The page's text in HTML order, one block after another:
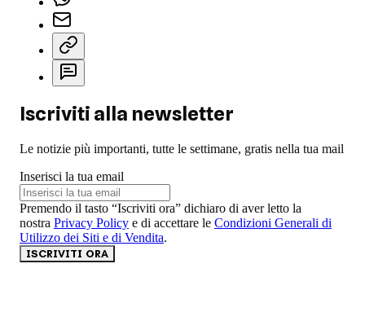
Iscriviti alla newsletter
Le notizie più importanti, tutte le settimane, gratis nella tua mail
Inserisci la tua email
Premendo il tasto “Iscriviti ora” dichiaro di aver letto la
nostra Privacy Policy e di accettare le Condizioni Generali di
Utilizzo dei Siti e di Vendita.
ISCRIVITI ORA